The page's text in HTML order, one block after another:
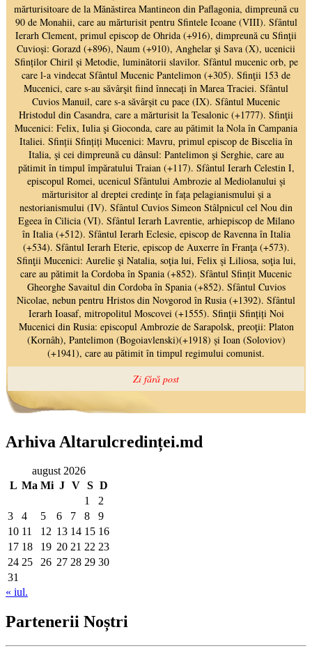
Arhiva Altarulcredinței.md
august 2026
L Ma Mi J V S D
1
2
3
4 5 6 7 8
9
10 11 12 13 14 15 16
17 18 19 20 21 22 23
24 25 26 27 28 29 30
31
« iul.
Partenerii Noștri